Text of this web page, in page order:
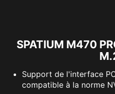
SPATIUM M470
Support de l'interface
compatible à la norme